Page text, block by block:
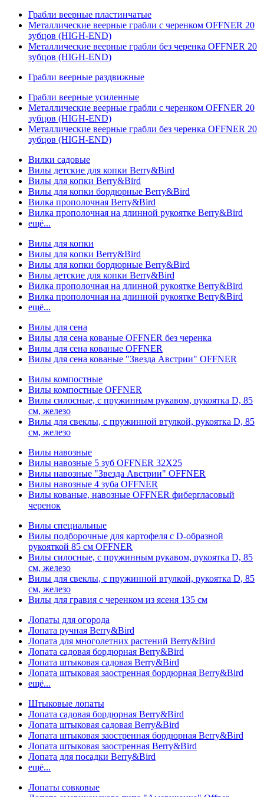
Грабли веерные пластинчатые
Металлические веерные грабли с черенком OFFNER 20
зубцов (HIGH-END)
Металлические веерные грабли без черенка OFFNER 20
зубцов (HIGH-END)
Грабли веерные раздвижные
Грабли веерные усиленные
Металлические веерные грабли с черенком OFFNER 20
зубцов (HIGH-END)
Металлические веерные грабли без черенка OFFNER 20
зубцов (HIGH-END)
Вилки садовые
Вилы детские для копки Berry&Bird
Вилы для копки Berry&Bird
Вилы для копки бордюрные Berry&Bird
Вилка прополочная Berry&Bird
Вилка прополочная на длинной рукоятке Berry&Bird
ещё...
Вилы для копки
Вилы для копки Berry&Bird
Вилы для копки бордюрные Berry&Bird
Вилы детские для копки Berry&Bird
Вилка прополочная на длинной рукоятке Berry&Bird
Вилка прополочная на длинной рукоятке Berry&Bird
ещё...
Вилы для сена
Вилы для сена кованые OFFNER без черенка
Вилы для сена кованые OFFNER
Вилы для сена кованые "Звезда Австрии" OFFNER
Вилы компостные
Вилы компостные OFFNER
Вилы силосные, с пружинным рукавом, рукоятка D, 85
см, железо
Вилы для свеклы, с пружинной втулкой, рукоятка D, 85
см, железо
Вилы навозные
Вилы навозные 5 зуб OFFNER 32X25
Вилы навозные "Звезда Австрии" OFFNER
Вилы навозные 4 зуба OFFNER
Вилы кованые, навозные OFFNER фибергласовый
черенок
Вилы специальные
Вилы подборочные для картофеля с D-образной
рукояткой 85 см OFFNER
Вилы силосные, с пружинным рукавом, рукоятка D, 85
см, железо
Вилы для свеклы, с пружинной втулкой, рукоятка D, 85
см, железо
Вилы для гравия с черенком из ясеня 135 см
Лопаты для огорода
Лопата ручная Berry&Bird
Лопата для многолетних растений Berry&Bird
Лопата садовая бордюрная Berry&Bird
Лопата штыковая садовая Berry&Bird
Лопата штыковая заостренная бордюрная Berry&Bird
ещё...
Штыковые лопаты
Лопата садовая бордюрная Berry&Bird
Лопата штыковая садовая Berry&Bird
Лопата штыковая заостренная бордюрная Berry&Bird
Лопата штыковая заостренная Berry&Bird
Лопата для посадки Berry&Bird
ещё...
Лопаты совковые